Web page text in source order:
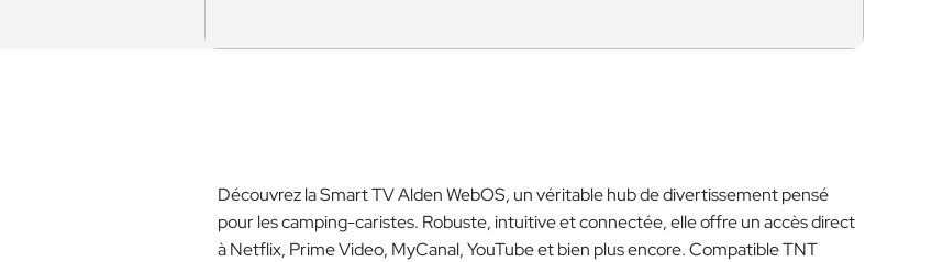
Découvrez la Smart TV Alden WebOS, un véritable hub de divertissement pensé
pour les camping-caristes. Robuste, intuitive et connectée, elle offre un accès direct
à Netflix, Prime Video, MyCanal, YouTube et bien plus encore. Compatible TNT